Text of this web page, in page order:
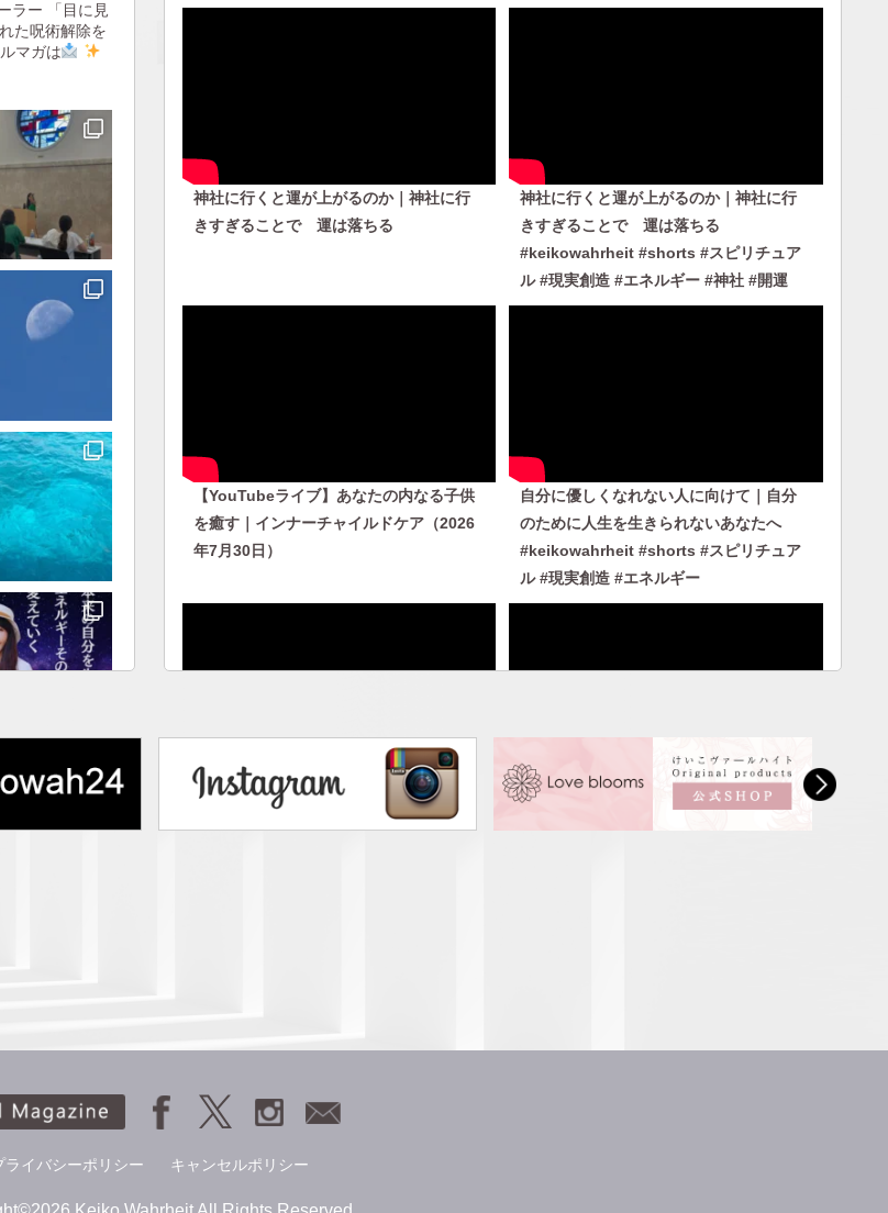
ラー 「目に見
た呪術解除を
マガは
神社に行くと運が上がるのか｜神社に行
きすぎることで 運は落ちる
神社に行くと運が上がるのか｜神社に行
きすぎることで 運は落ちる
#keikowahrheit #shorts #スピリチュア
ル #現実創造 #エネルギー #神社 #開運
【YouTubeライブ】あなたの内なる子供
を癒す｜インナーチャイルドケア（2026
年7月30日）
自分に優しくなれない人に向けて｜自分
のために人生を生きられないあなたへ
#keikowahrheit #shorts #スピリチュア
ル #現実創造 #エネルギー
自分に優しくなれない人に向けて｜自分
のために人生を生きられないあなたへ
人から否定されないエネルギーを身につ
ける｜人に見下げさせない自分になる
ライバシーポリシー
キャンセルポリシー